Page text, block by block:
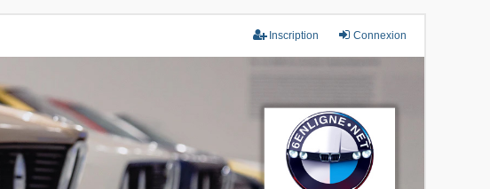
Connexion
Inscription